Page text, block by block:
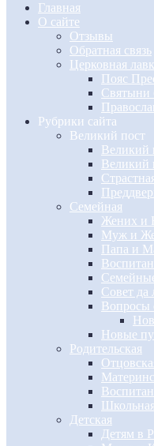
Главная
О сайте
Отзывы
Обратная связь
Церковная
Пояс
Святыни
Рубрики сайта
Великий пост
Великий
Великий
Семейная
Жених и
Муж и
Папа и
Совет да
Вопросы
Новые
Родительская
Детская
Детям в